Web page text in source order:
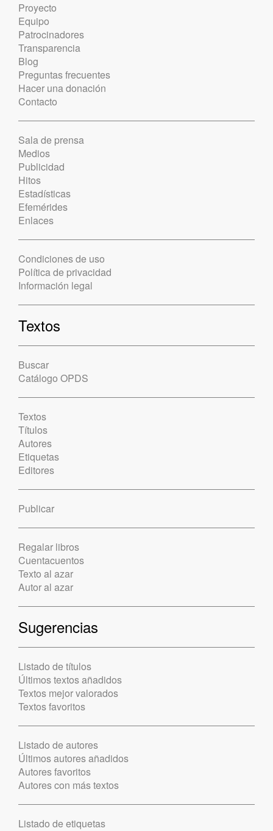
Proyecto
Equipo
Patrocinadores
Transparencia
Blog
Preguntas frecuentes
Hacer una donación
Contacto
Sala de prensa
Medios
Publicidad
Hitos
Estadísticas
Efemérides
Enlaces
Condiciones de uso
Política de privacidad
Información legal
Textos
Buscar
Catálogo OPDS
Textos
Títulos
Autores
Etiquetas
Editores
Publicar
Regalar libros
Cuentacuentos
Texto al azar
Autor al azar
Sugerencias
Listado de títulos
Últimos textos añadidos
Textos mejor valorados
Textos favoritos
Listado de autores
Últimos autores añadidos
Autores favoritos
Autores con más textos
Listado de etiquetas